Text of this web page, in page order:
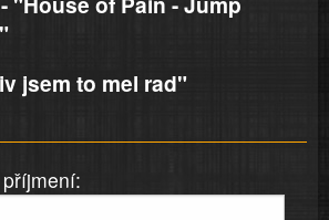
jsem to mel rad"